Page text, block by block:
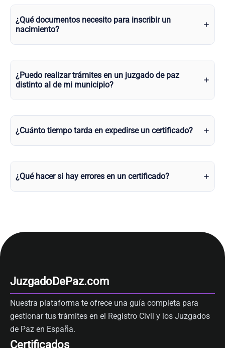
¿Qué documentos necesito para inscribir un
nacimiento?
¿Puedo realizar trámites en un juzgado de paz
distinto al de mi municipio?
¿Cuánto tiempo tarda en expedirse un certificado?
¿Qué hacer si hay errores en un certificado?
JuzgadoDePaz.com
Nuestra plataforma te ofrece una guía completa para
gestionar tus trámites en el Registro Civil y los Juzgados
de Paz en España.
Certificados